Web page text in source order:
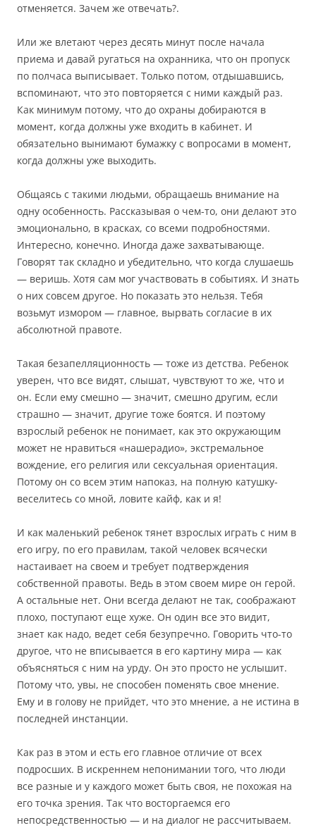
отменяется. Зачем же отвечать?.
Или же влетают через десять минут после начала
приема и давай ругаться на охранника, что он пропуск
по полчаса выписывает. Только потом, отдышавшись,
вспоминают, что это повторяется с ними каждый раз.
Как минимум потому, что до охраны добираются в
момент, когда должны уже входить в кабинет. И
обязательно вынимают бумажку с вопросами в момент,
когда должны уже выходить.
Общаясь с такими людьми, обращаешь внимание на
одну особенность. Рассказывая о чем-то, они делают это
эмоционально, в красках, со всеми подробностями.
Интересно, конечно. Иногда даже захватывающе.
Говорят так складно и убедительно, что когда слушаешь
— веришь. Хотя сам мог участвовать в событиях. И знать
о них совсем другое. Но показать это нельзя. Тебя
возьмут измором — главное, вырвать согласие в их
абсолютной правоте.
Такая безапелляционность — тоже из детства. Ребенок
уверен, что все видят, слышат, чувствуют то же, что и
он. Если ему смешно — значит, смешно другим, если
страшно — значит, другие тоже боятся. И поэтому
взрослый ребенок не понимает, как это окружающим
может не нравиться «нашерадио», экстремальное
вождение, его религия или сексуальная ориентация.
Потому он со всем этим напоказ, на полную катушку-
веселитесь со мной, ловите кайф, как и я!
И как маленький ребенок тянет взрослых играть с ним в
его игру, по его правилам, такой человек всячески
настаивает на своем и требует подтверждения
собственной правоты. Ведь в этом своем мире он герой.
А остальные нет. Они всегда делают не так, соображают
плохо, поступают еще хуже. Он один все это видит,
знает как надо, ведет себя безупречно. Говорить что-то
другое, что не вписывается в его картину мира — как
объясняться с ним на урду. Он это просто не услышит.
Потому что, увы, не способен поменять свое мнение.
Ему и в голову не прийдет, что это мнение, а не истина в
последней инстанции.
Как раз в этом и есть его главное отличие от всех
подросших. В искреннем непонимании того, что люди
все разные и у каждого может быть своя, не похожая на
его точка зрения. Так что восторгаемся его
непосредственностью — и на диалог не рассчитываем.